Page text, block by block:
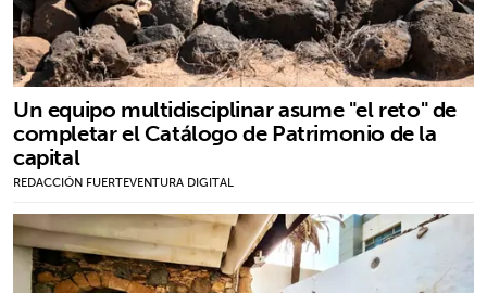
Un equipo multidisciplinar asume "el reto" de
completar el Catálogo de Patrimonio de la
capital
REDACCIÓN FUERTEVENTURA DIGITAL